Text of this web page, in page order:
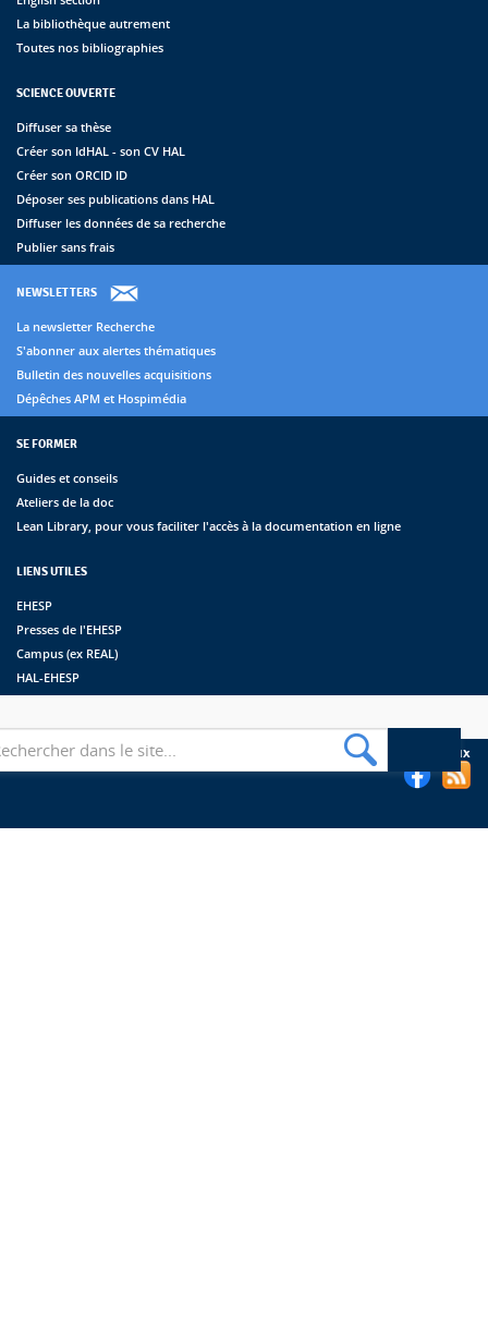
La bibliothèque autrement
Toutes nos bibliographies
SCIENCE OUVERTE
Diffuser sa thèse
Créer son IdHAL - son CV HAL
Créer son ORCID ID
Déposer ses publications dans HAL
Diffuser les données de sa recherche
Publier sans frais
NEWSLETTERS
La newsletter Recherche
S'abonner aux alertes thématiques
Bulletin des nouvelles acquisitions
Dépêches APM et Hospimédia
SE FORMER
Guides et conseils
Ateliers de la doc
Lean Library, pour vous faciliter l'accès à la documentation en ligne
LIENS UTILES
EHESP
Presses de l'EHESP
Campus (ex REAL)
HAL-EHESP
Suivez les bibliothèques de l'EHESP sur les réseaux sociaux